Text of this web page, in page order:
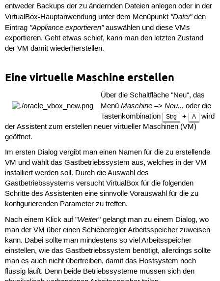
entweder Backups der zu ändernden Dateien anlegen oder in der
VirtualBox-Hauptanwendung unter dem Menüpunkt "Datei"den
Eintrag "Appliance exportieren"auswählen und diese VMs
exportieren. Geht etwas schief, kann man den letzten Zustand
der VM damit wiederherstellen.
Eine virtuelle Maschine erstellen
Über die Schaltfläche "Neu", das
MenüMaschine –>Neu... oder die
Tastenkombination
Strg + A
wird
der Assistent zum erstellen neuer virtueller Maschinen (VM)
geöffnet.
Im ersten Dialog vergibt man einen Namen für die zu erstellende
VM und wählt das Gastbetriebssystem aus, welches in der VM
installiert werden soll. Durch die Auswahl des
Gastbetriebssystems versucht VirtualBox für die folgenden
Schritte des Assistenten eine sinnvolle Vorauswahl für die zu
konfigurierenden Parameter zu treffen.
Nach einem Klick auf "Weiter" gelangt man zu einem Dialog, wo
man der VM über einen Schieberegler Arbeitsspeicher zuweisen
kann. Dabei sollte man mindestens so viel Arbeitsspeicher
einstellen, wie das Gastbetriebssystem benötigt, allerdings sollte
man es auch nicht übertreiben, damit das Hostsystem noch
flüssig läuft. Denn beide Betriebssysteme müssen sich den